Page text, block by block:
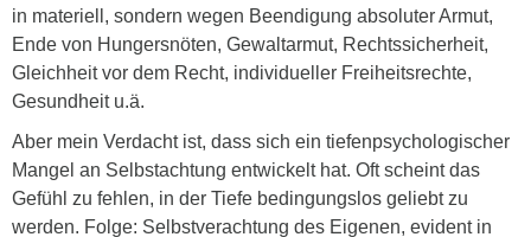
in materiell, sondern wegen Beendigung absoluter Armut,
Ende von Hungersnöten, Gewaltarmut, Rechtssicherheit,
Gleichheit vor dem Recht, individueller Freiheitsrechte,
Gesundheit u.ä.
Aber mein Verdacht ist, dass sich ein tiefenpsychologischer
Mangel an Selbstachtung entwickelt hat. Oft scheint das
Gefühl zu fehlen, in der Tiefe bedingungslos geliebt zu
werden. Folge: Selbstverachtung des Eigenen, evident in